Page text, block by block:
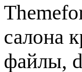
салона
файлы,